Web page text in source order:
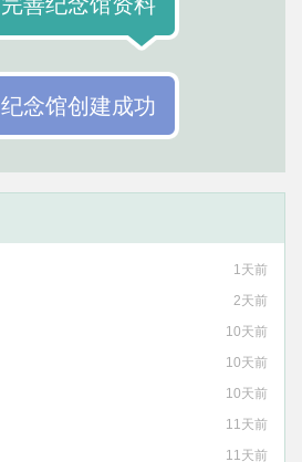
纪念馆创建成功
1天前
2天前
10天前
10天前
10天前
11天前
11天前